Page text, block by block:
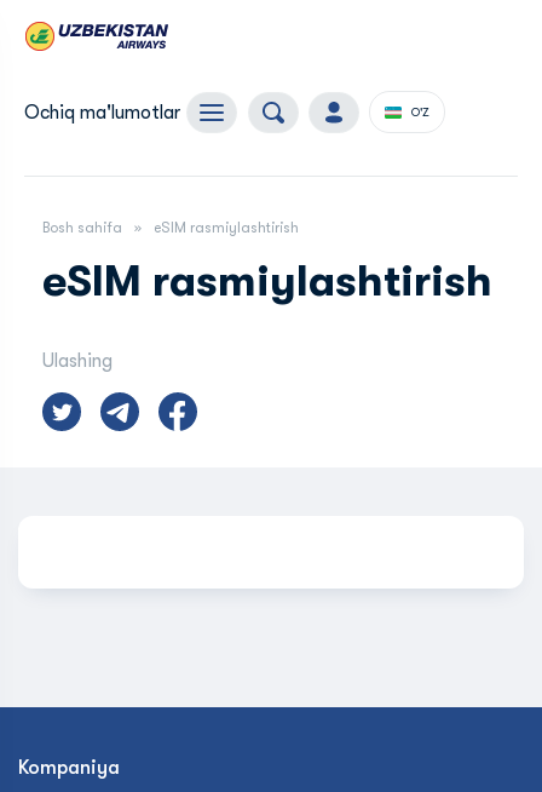
Ochiq ma'lumotlar O'Z
Bosh sahifa eSIM rasmiylashtirish
eSIM rasmiylashtirish
Ulashing
Kompaniya